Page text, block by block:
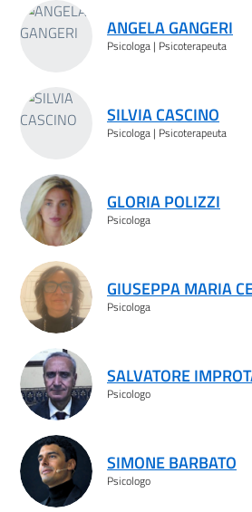
ANGELA GANGERI
Psicologa | Psicoterapeuta
SILVIA CASCINO
Psicologa | Psicoterapeuta
GLORIA POLIZZI
Psicologa
GIUSEPPA MARIA
Psicologa
SALVATORE
Psicologo
SIMONE BARBATO
Psicologo